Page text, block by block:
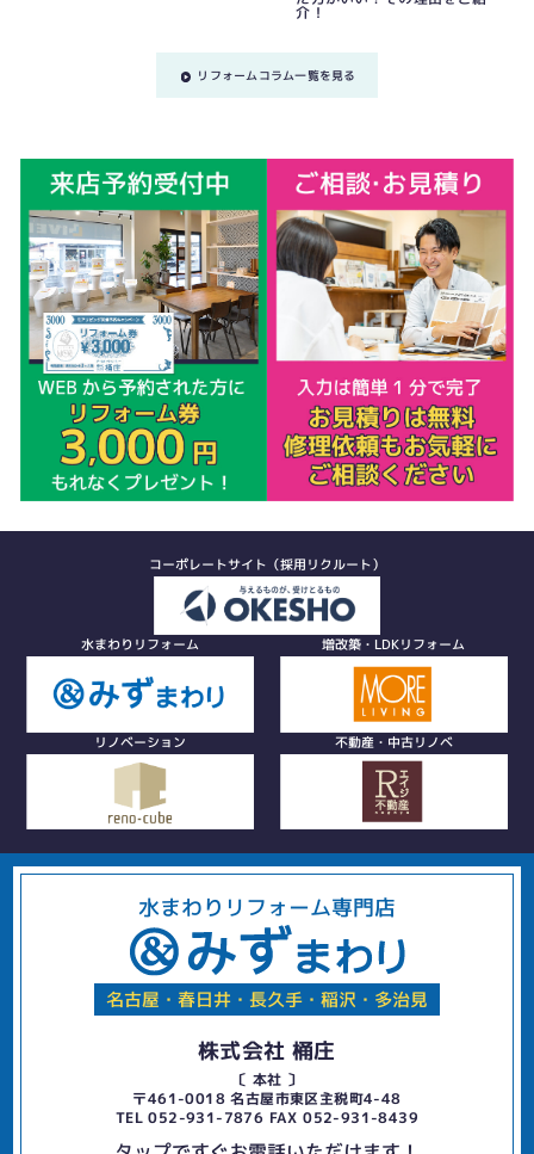
介！
リフォームコラム一覧を見る
コーポレートサイト（採用リクルート）
水まわりリフォーム 増改築・LDKリフォーム
リノベーション 不動産・中古リノベ
水まわりリフォーム専門店
名古屋・春日井・長久手・稲沢・多治見
株式会社 桶庄
〔 本社 〕
〒461-0018 名古屋市東区主税町4-48
TEL 052-931-7876 FAX 052-931-8439